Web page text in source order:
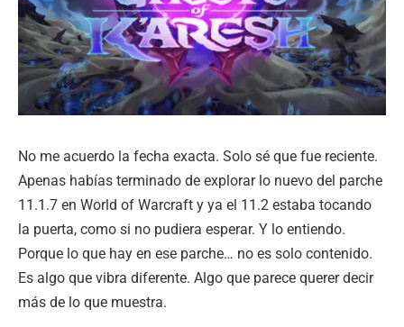
No me acuerdo la fecha exacta. Solo sé que fue reciente.
Apenas habías terminado de explorar lo nuevo del parche
11.1.7 en World of Warcraft y ya el 11.2 estaba tocando
la puerta, como si no pudiera esperar. Y lo entiendo.
Porque lo que hay en ese parche… no es solo contenido.
Es algo que vibra diferente. Algo que parece querer decir
más de lo que muestra.